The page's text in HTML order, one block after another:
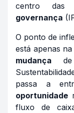
centro das
governança
O ponto de
está apenas
mudança
passa a
oportunidade
fluxo de